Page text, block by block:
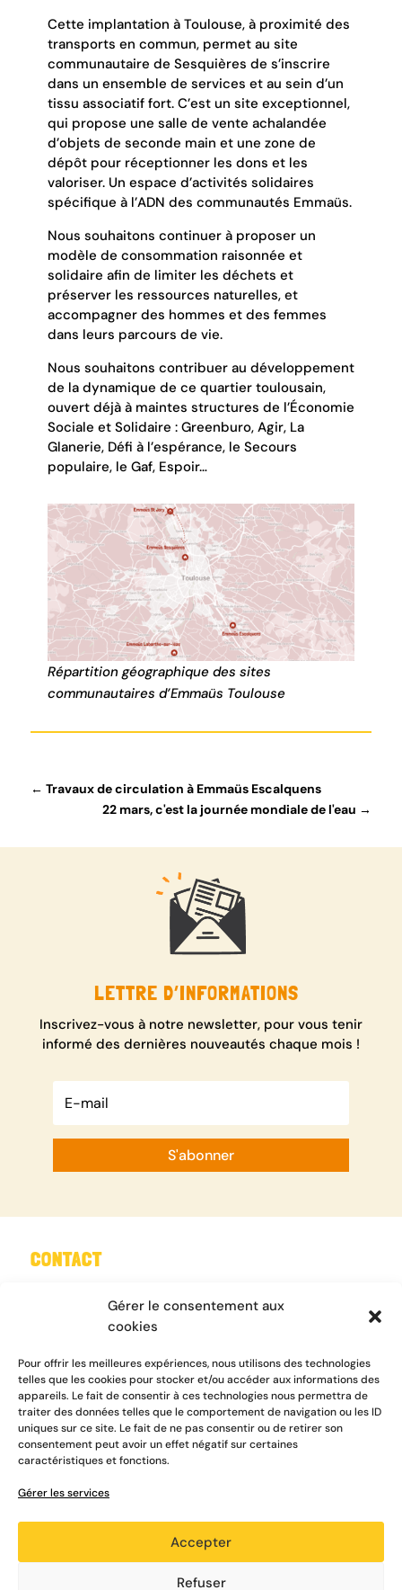
Gérer le consentement aux
cookies
Pour offrir les meilleures expériences, nous utilisons des technologies
telles que les cookies pour stocker et/ou accéder aux informations des
appareils. Le fait de consentir à ces technologies nous permettra de
traiter des données telles que le comportement de navigation ou les ID
uniques sur ce site. Le fait de ne pas consentir ou de retirer son
consentement peut avoir un effet négatif sur certaines
caractéristiques et fonctions.
Gérer les services
Accepter
Refuser
Cette implantation à Toulouse, à proximité des
transports en commun, permet au site
communautaire de Sesquières de s’inscrire
dans un ensemble de services et au sein d’un
tissu associatif fort. C’est un site exceptionnel,
qui propose une salle de vente achalandée
d’objets de seconde main et une zone de
dépôt pour réceptionner les dons et les
valoriser. Un espace d’activités solidaires
spécifique à l’ADN des communautés Emmaüs.
Nous souhaitons continuer à proposer un
modèle de consommation raisonnée et
solidaire afin de limiter les déchets et
préserver les ressources naturelles, et
accompagner des hommes et des femmes
dans leurs parcours de vie.
Nous souhaitons contribuer au développement
de la dynamique de ce quartier toulousain,
ouvert déjà à maintes structures de l’Économie
Sociale et Solidaire : Greenburo, Agir, La
Glanerie, Défi à l’espérance, le Secours
populaire, le Gaf, Espoir…
Répartition géographique des sites
communautaires d’Emmaüs Toulouse
← Travaux de circulation à Emmaüs Escalquens
22 mars, c'est la journée mondiale de l'eau →
LETTRE D’INFORMATIONS
Inscrivez-vous à notre newsletter, pour vous tenir
informé des dernières nouveautés chaque mois !
S'abonner
CONTACT
Tel : 05 61 08 18 18
contact@emmaus31.org
INFORMATIONS
Où nous trouver
Données personnelles